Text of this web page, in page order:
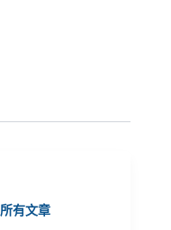
所有文章